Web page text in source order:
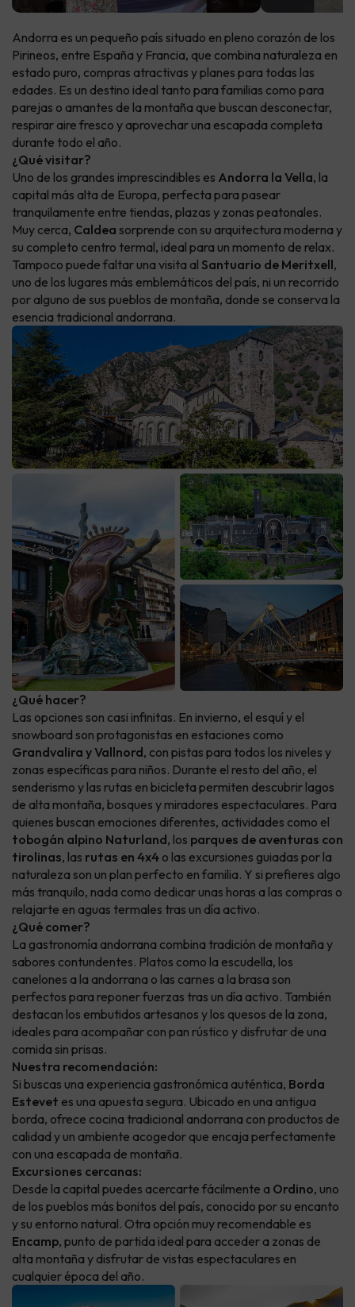
Andorra es un pequeño país situado en pleno corazón de los
Pirineos, entre España y Francia, que combina naturaleza en
estado puro, compras atractivas y planes para todas las
edades. Es un destino ideal tanto para familias como para
parejas o amantes de la montaña que buscan desconectar,
respirar aire fresco y aprovechar una escapada completa
durante todo el año.
¿Qué visitar?
Uno de los grandes imprescindibles es Andorra la Vella, la
capital más alta de Europa, perfecta para pasear
tranquilamente entre tiendas, plazas y zonas peatonales.
Muy cerca, Caldea sorprende con su arquitectura moderna y
su completo centro termal, ideal para un momento de relax.
Tampoco puede faltar una visita al Santuario de Meritxell,
uno de los lugares más emblemáticos del país, ni un recorrido
por alguno de sus pueblos de montaña, donde se conserva la
esencia tradicional andorrana.
¿Qué hacer?
Las opciones son casi infinitas. En invierno, el esquí y el
snowboard son protagonistas en estaciones como
Grandvalira y Vallnord, con pistas para todos los niveles y
zonas específicas para niños. Durante el resto del año, el
senderismo y las rutas en bicicleta permiten descubrir lagos
de alta montaña, bosques y miradores espectaculares. Para
quienes buscan emociones diferentes, actividades como el
tobogán alpino Naturland, los parques de aventuras con
tirolinas, las rutas en 4x4 o las excursiones guiadas por la
naturaleza son un plan perfecto en familia. Y si prefieres algo
más tranquilo, nada como dedicar unas horas a las compras o
relajarte en aguas termales tras un día activo.
¿Qué comer?
La gastronomía andorrana combina tradición de montaña y
sabores contundentes. Platos como la escudella, los
canelones a la andorrana o las carnes a la brasa son
perfectos para reponer fuerzas tras un día activo. También
destacan los embutidos artesanos y los quesos de la zona,
ideales para acompañar con pan rústico y disfrutar de una
comida sin prisas.
Nuestra recomendación:
Si buscas una experiencia gastronómica auténtica, Borda
Estevet es una apuesta segura. Ubicado en una antigua
borda, ofrece cocina tradicional andorrana con productos de
calidad y un ambiente acogedor que encaja perfectamente
con una escapada de montaña.
Excursiones cercanas:
Desde la capital puedes acercarte fácilmente a Ordino, uno
de los pueblos más bonitos del país, conocido por su encanto
y su entorno natural. Otra opción muy recomendable es
Encamp, punto de partida ideal para acceder a zonas de
alta montaña y disfrutar de vistas espectaculares en
cualquier época del año.